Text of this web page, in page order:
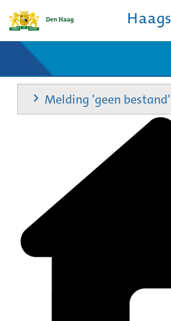
Home
Nieuws
Ontdek de stad
De studiezaal
Bronnen en collecties
Melding 'geen bestand'